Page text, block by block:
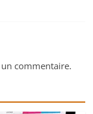
commentaire.